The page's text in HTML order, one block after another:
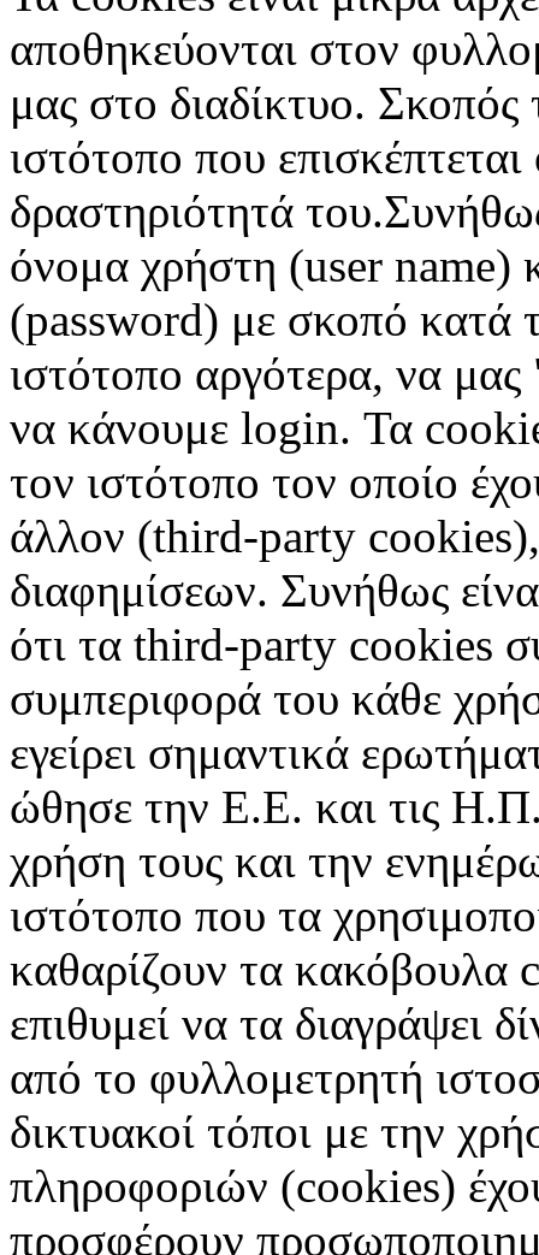
αποθηκεύονται στον
μας στο διαδίκτυο. Σκοπός
ιστότοπο που
δραστηριότητά
όνομα χρήστη (user name)
(password) με σκοπό κατά
ιστότοπο αργότερα, να μας
να κάνουμε login. Τα
τον ιστότοπο τον οποίο
άλλον (third-party
διαφημίσεων. Συνήθως
ότι τα third-party cookies
συμπεριφορά του κάθε
εγείρει σημαντικά
ώθησε την Ε.Ε. και τις
χρήση τους και την
ιστότοπο που τα
καθαρίζουν τα κακόβουλα
επιθυμεί να τα διαγράψει
από το φυλλομετρητή
δικτυακοί τόποι με την
πληροφοριών (cookies)
προσφέρουν